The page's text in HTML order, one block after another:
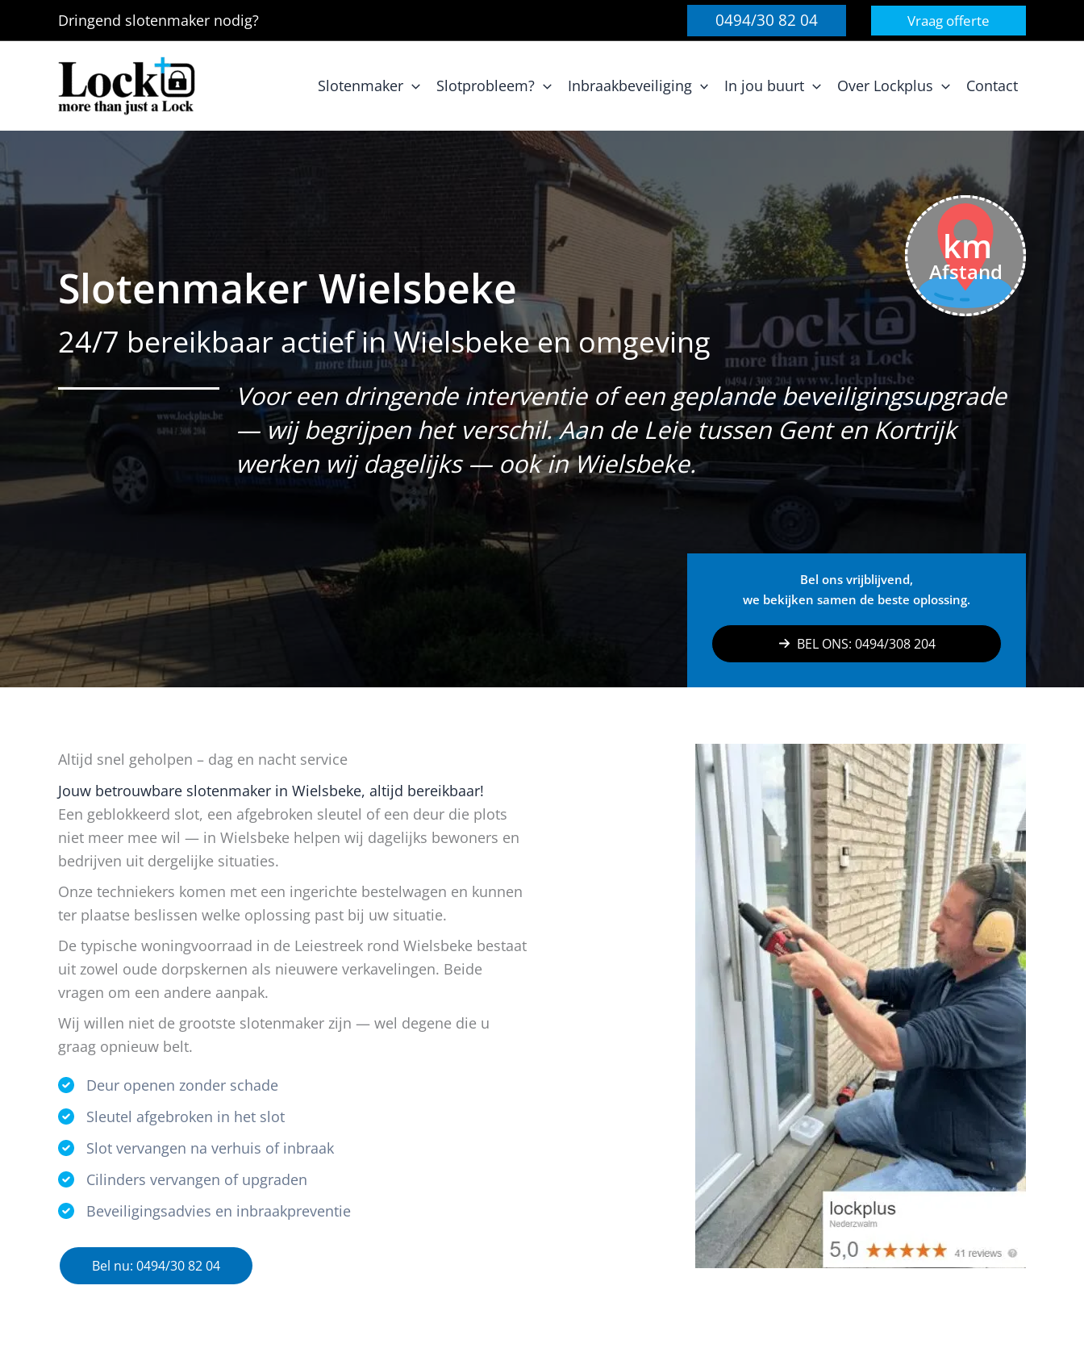
Dringend slotenmaker nodig? 0494/30 82 04 Vraag offerte
Slotenmaker Slotprobleem? Inbraakbeveiliging In jou buurt Over Lockplus Contact
km
Afstand
Slotenmaker Wielsbeke
24/7 bereikbaar actief in Wielsbeke en omgeving
Voor een dringende interventie of een geplande beveiligingsupgrade
— wij begrijpen het verschil. Aan de Leie tussen Gent en Kortrijk
werken wij dagelijks — ook in Wielsbeke.
Bel ons vrijblijvend,
we bekijken samen de beste oplossing.
BEL ONS: 0494/308 204
Altijd snel geholpen – dag en nacht service
Jouw betrouwbare slotenmaker in Wielsbeke, altijd bereikbaar!
Een geblokkeerd slot, een afgebroken sleutel of een deur die plots
niet meer mee wil — in Wielsbeke helpen wij dagelijks bewoners en
bedrijven uit dergelijke situaties.
Onze techniekers komen met een ingerichte bestelwagen en kunnen
ter plaatse beslissen welke oplossing past bij uw situatie.
De typische woningvoorraad in de Leiestreek rond Wielsbeke bestaat
uit zowel oude dorpskernen als nieuwere verkavelingen. Beide
vragen om een andere aanpak.
Wij willen niet de grootste slotenmaker zijn — wel degene die u
graag opnieuw belt.
Deur openen zonder schade
Sleutel afgebroken in het slot
Slot vervangen na verhuis of inbraak
Cilinders vervangen of upgraden
Beveiligingsadvies en inbraakpreventie
Bel nu: 0494/30 82 04